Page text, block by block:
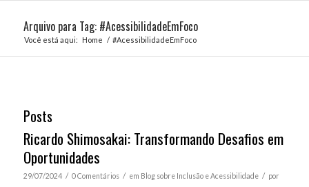
Arquivo para Tag: #AcessibilidadeEmFoco
Você está aqui: Home / #AcessibilidadeEmFoco
Posts
Ricardo Shimosakai: Transformando Desafios em
Oportunidades
29/07/2024 / 0 Comentários / em Blog sobre Inclusão e Acessibilidade / por